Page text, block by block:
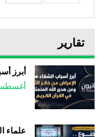
تقارير
أبرز
أغسطس 5,
علماء